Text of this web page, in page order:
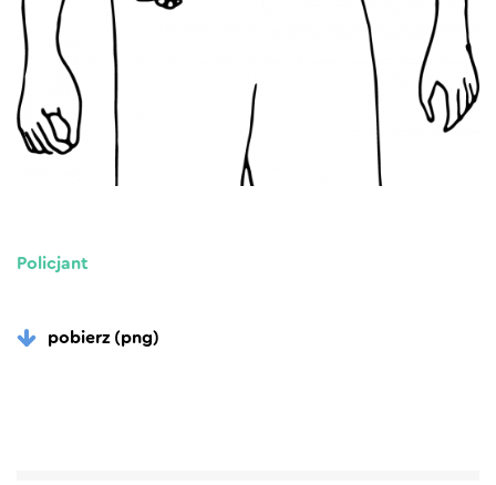
Policjant
pobierz (png)